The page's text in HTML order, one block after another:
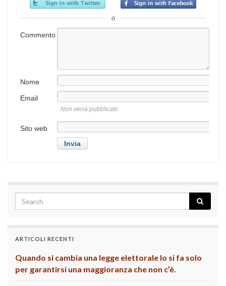
o
Commento
Nome
Email
Non verrà pubblicato
Sito web
ARTICOLI RECENTI
Quando si cambia una legge elettorale lo si fa solo
per garantirsi una maggioranza che non c’è.